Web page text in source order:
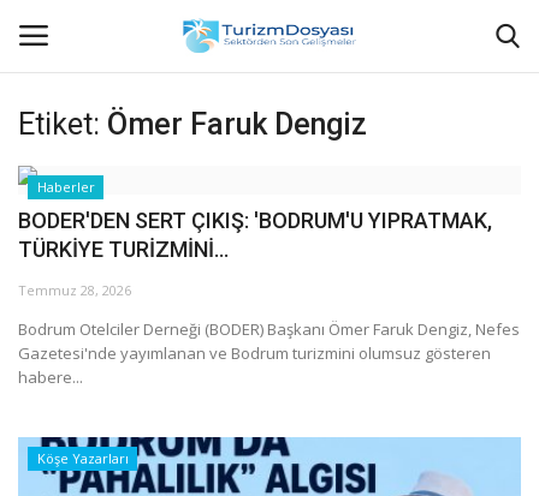
Anasayfa
Bize Ulaşın
Künye
Halil ÖNCÜ kimdir?
Haberler
Etiket: Ömer Faruk Dengiz
Haberler
BODER'DEN SERT ÇIKIŞ: 'BODRUM'U YIPRATMAK,
TÜRKİYE TURİZMİNİ...
Temmuz 28, 2026
Bodrum Otelciler Derneği (BODER) Başkanı Ömer Faruk Dengiz, Nefes
Gazetesi'nde yayımlanan ve Bodrum turizmini olumsuz gösteren
habere...
Köşe Yazarları